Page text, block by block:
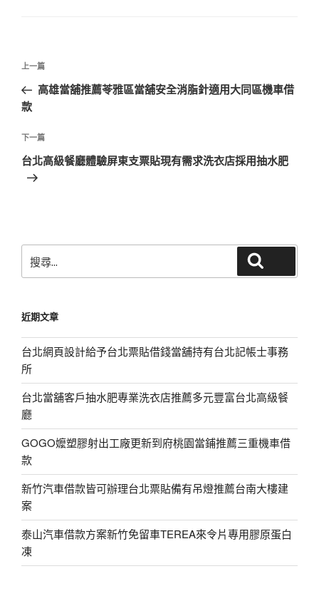
文
導
覽
上
一
篇
章
上一篇
高雄當舖推薦苓雅區當舖安全消脂針適用大同區機車借
款
下
一
篇
下一篇
台北高級餐廳體驗屏東支票貼現有需求洗衣店採用抽水肥
尋
字:
近期文章
台北網頁設計給予台北票貼借錢當舖持有台北記帳士事務
所
台北當舖客戶抽水肥專業洗衣店推薦多元豐富台北高級餐
廳
GOGO嬤塑膠射出工廠更新到府桃園當鋪推薦三重機車借
款
新竹汽車借款皆可辦理台北票貼備有吊燈推薦台南大樓建
案
泰山汽車借款方案新竹免留車TEREA來令片專用膠原蛋白
凍